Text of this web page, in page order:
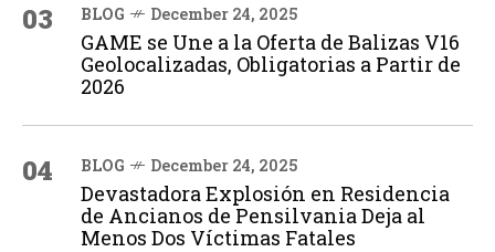
03 BLOG December 24, 2025
GAME se Une a la Oferta de Balizas V16
Geolocalizadas, Obligatorias a Partir de
2026
04 BLOG December 24, 2025
Devastadora Explosión en Residencia
de Ancianos de Pensilvania Deja al
Menos Dos Víctimas Fatales